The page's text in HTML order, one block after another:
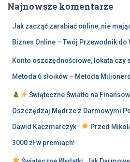
Najnowsze komentarze
Jak zacząć zarabiać online, nie
Biznes Online – Twój Przewodnik
Konto oszczędnościowe, lokata czy
Metoda 6 słoików – Metoda
Świąteczne Światło na
Oszczędzaj Mądrze z Darmowymi
Dawid Kaczmarczyk- Przed
3000 zł w premiach!